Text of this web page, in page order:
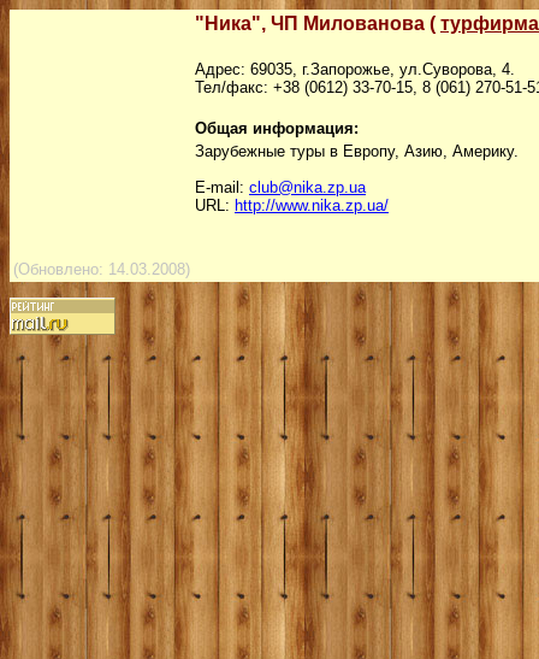
"Ника", ЧП Милованова ( турфирма
Адрес: 69035, г.Запорожье, ул.Суворова, 4.
Тел/факс: +38 (0612) 33-70-15, 8 (061) 270-51-
Общая информация:
Зарубежные туры в Европу, Азию, Америку.
Е-mail: club@nika.zp.ua
URL: http://www.nika.zp.ua/
(Обновлено: 14.03.2008)